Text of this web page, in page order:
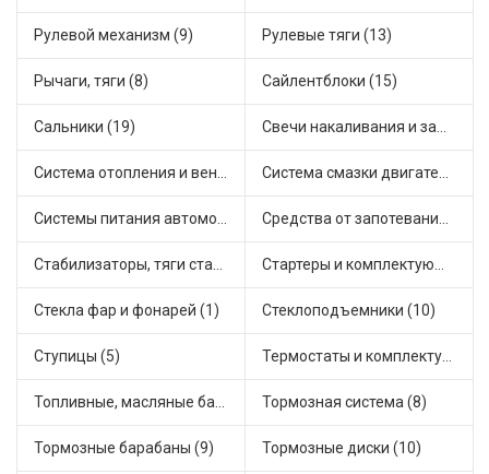
Рулевой механизм (9) Рулевые тяги (13)
Рычаги, тяги (8) Сайлентблоки (15)
Сальники (19) Свечи накаливания и зажигания (22)
Система отопления и вентиляции (22) Система смазки двигателя (2)
Системы питания автомобиля (6) Средства от запотевания и размораживатели стекла (1)
Стабилизаторы, тяги стабилизатора, стойки стабилиз (7) Стартеры и комплектующие (40)
Стекла фар и фонарей (1) Стеклоподъемники (10)
Ступицы (5) Термостаты и комплектующие системы охлаждения (47)
Топливные, масляные баки (1) Тормозная система (8)
Тормозные барабаны (9) Тормозные диски (10)